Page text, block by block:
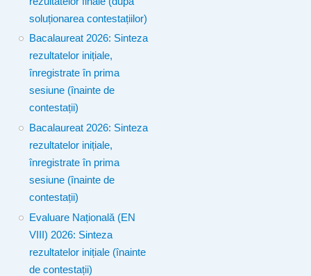
soluționarea contestațiilor)
Bacalaureat 2026: Sinteza
rezultatelor inițiale,
înregistrate în prima
sesiune (înainte de
contestații)
Bacalaureat 2026: Sinteza
rezultatelor inițiale,
înregistrate în prima
sesiune (înainte de
contestații)
Evaluare Națională (EN
VIII) 2026: Sinteza
rezultatelor inițiale (înainte
de contestații)